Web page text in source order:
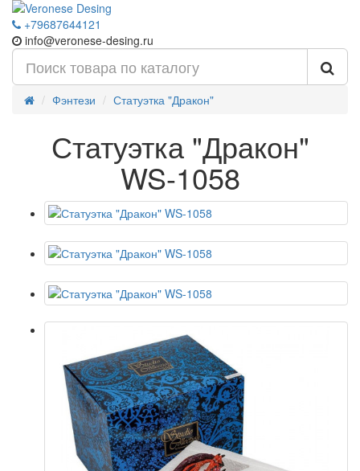
+79687644121
info@veronese-desing.ru
Фэнтези Статуэтка "Дракон"
Статуэтка "Дракон"
WS-1058